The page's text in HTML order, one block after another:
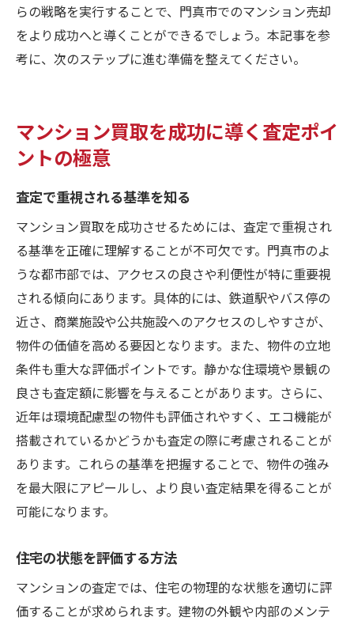
らの戦略を実行することで、門真市でのマンション売却
をより成功へと導くことができるでしょう。本記事を参
考に、次のステップに進む準備を整えてください。
マンション買取を成功に導く査定ポイ
ントの極意
査定で重視される基準を知る
マンション買取を成功させるためには、査定で重視され
る基準を正確に理解することが不可欠です。門真市のよ
うな都市部では、アクセスの良さや利便性が特に重要視
される傾向にあります。具体的には、鉄道駅やバス停の
近さ、商業施設や公共施設へのアクセスのしやすさが、
物件の価値を高める要因となります。また、物件の立地
条件も重大な評価ポイントです。静かな住環境や景観の
良さも査定額に影響を与えることがあります。さらに、
近年は環境配慮型の物件も評価されやすく、エコ機能が
搭載されているかどうかも査定の際に考慮されることが
あります。これらの基準を把握することで、物件の強み
を最大限にアピールし、より良い査定結果を得ることが
可能になります。
住宅の状態を評価する方法
マンションの査定では、住宅の物理的な状態を適切に評
価することが求められます。建物の外観や内部のメンテ